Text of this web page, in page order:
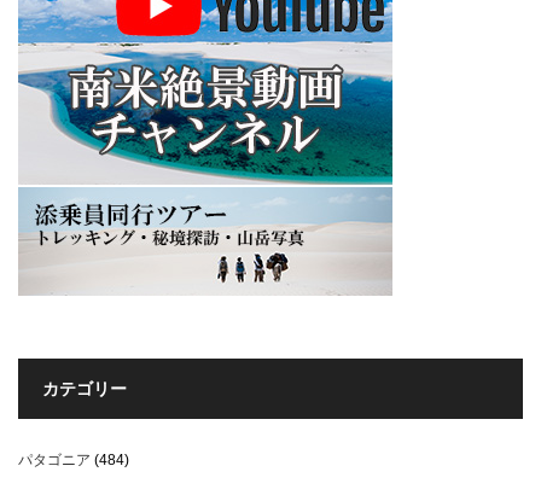
カテゴリー
パタゴニア (484)